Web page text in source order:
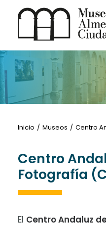
INICIO
MUSEOS ALMERÍA
OTROS MUSEOS
ENTRADAS
EVENTOS
Inicio Museos Centro
Centro
Fotografía
El Centro Andaluz